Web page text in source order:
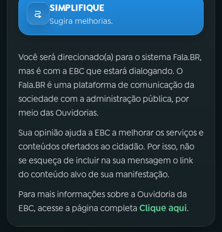
SIMPLIFIQUE
Sugira melhorias.
Você será direcionado(a) para o sistema Fala.BR,
mas é com a EBC que estará dialogando. O
Fala.BR é uma plataforma de comunicação da
sociedade com a administração pública, por
meio das Ouvidorias.
Sua opinião ajuda a EBC a melhorar os serviços e
conteúdos ofertados ao cidadão. Por isso, não
se esqueça de incluir na sua mensagem o link
do conteúdo alvo de sua manifestação.
Para mais informações sobre a Ouvidoria da
EBC, acesse a página completa Clique aqui.